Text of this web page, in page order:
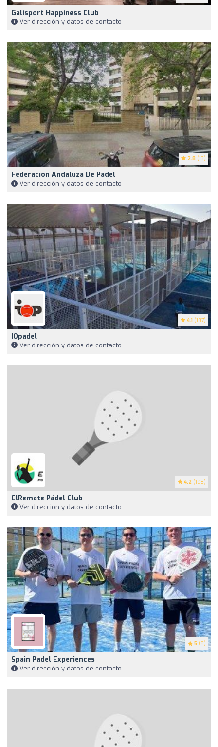
Galisport Happiness Club
Ver dirección y datos de contacto
2.8 (13)
Federación Andaluza De Pádel
Ver dirección y datos de contacto
4.1 (187)
IOpadel
Ver dirección y datos de contacto
4.2 (198)
ElRemate Pádel Club
Ver dirección y datos de contacto
5 (8)
Spain Padel Experiences
Ver dirección y datos de contacto